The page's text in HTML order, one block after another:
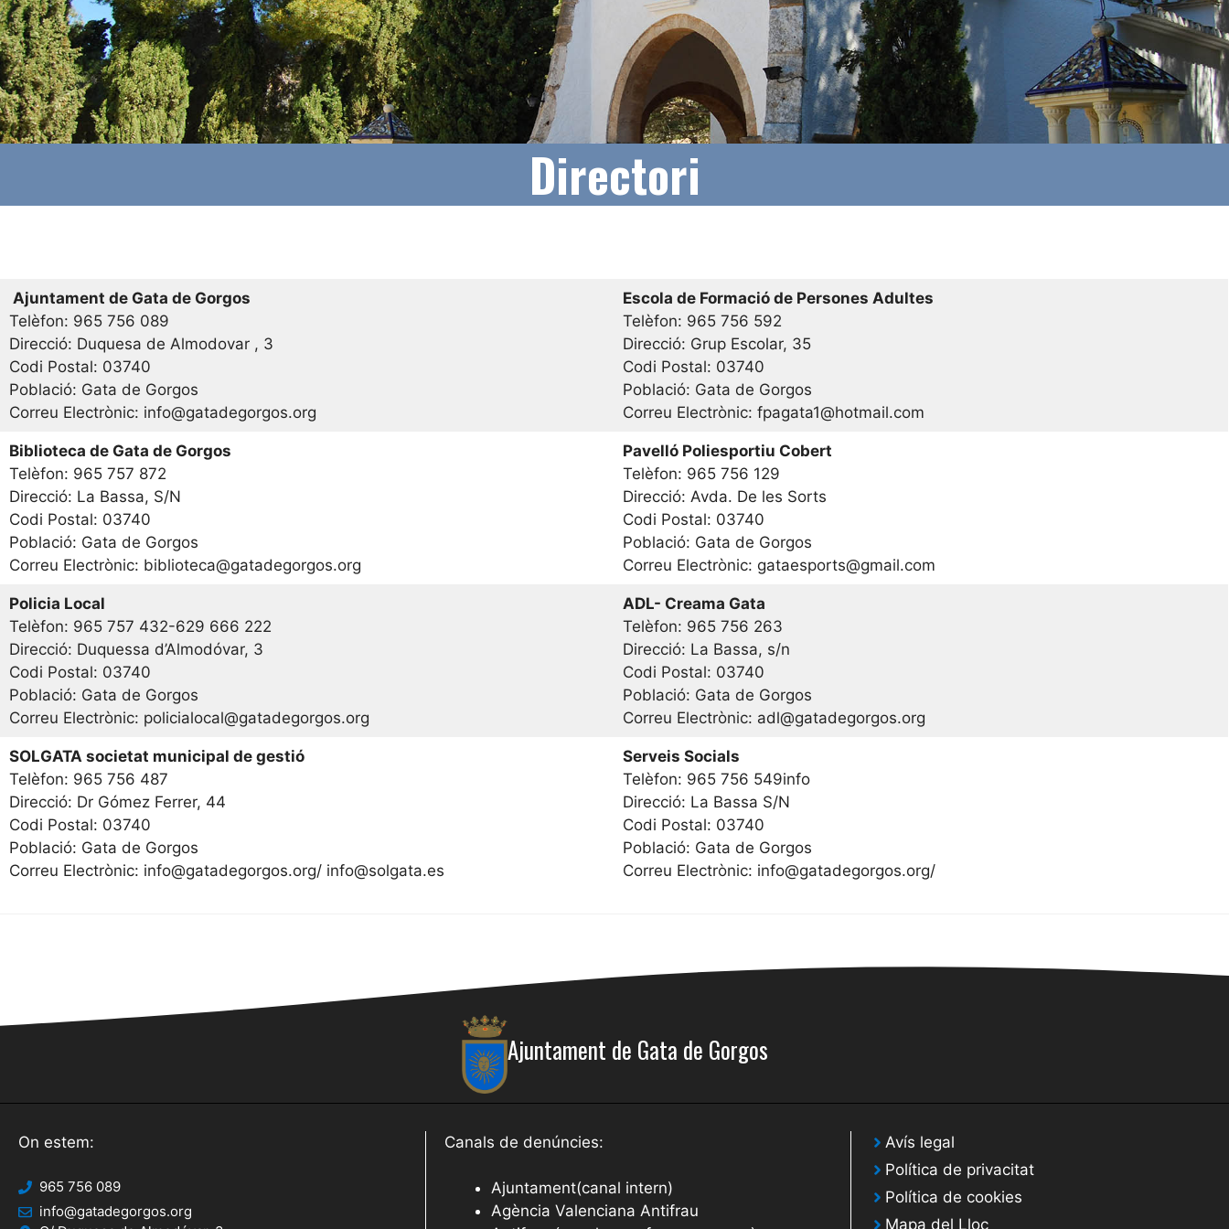
Directori
Ajuntament de Gata de Gorgos
Telèfon: 965 756 089
Direcció: Duquesa de Almodovar , 3
Codi Postal: 03740
Població: Gata de Gorgos
Correu Electrònic: info@gatadegorgos.org
Escola de Formació de Persones Adultes
Telèfon: 965 756 592
Direcció: Grup Escolar, 35
Codi Postal: 03740
Població: Gata de Gorgos
Correu Electrònic: fpagata1@hotmail.com
Biblioteca de Gata de Gorgos
Telèfon: 965 757 872
Direcció: La Bassa, S/N
Codi Postal: 03740
Població: Gata de Gorgos
Correu Electrònic: biblioteca@gatadegorgos.org
Pavelló Poliesportiu Cobert
Telèfon: 965 756 129
Direcció: Avda. De les Sorts
Codi Postal: 03740
Població: Gata de Gorgos
Correu Electrònic: gataesports@gmail.com
Policia Local
Telèfon: 965 757 432-629 666 222
Direcció: Duquessa d’Almodóvar, 3
Codi Postal: 03740
Població: Gata de Gorgos
Correu Electrònic: policialocal@gatadegorgos.org
ADL- Creama Gata
Telèfon: 965 756 263
Direcció: La Bassa, s/n
Codi Postal: 03740
Població: Gata de Gorgos
Correu Electrònic: adl@gatadegorgos.org
SOLGATA societat municipal de gestió
Telèfon: 965 756 487
Direcció: Dr Gómez Ferrer, 44
Codi Postal: 03740
Població: Gata de Gorgos
Correu Electrònic: info@gatadegorgos.org/ info@solgata.es
Serveis Socials
Telèfon: 965 756 549info
Direcció: La Bassa S/N
Codi Postal: 03740
Població: Gata de Gorgos
Correu Electrònic: info@gatadegorgos.org/
Ajuntament de Gata de Gorgos
On estem:
965 756 089
info@gatadegorgos.org
Canals de denúncies:
Ajuntament(canal intern)
Agència Valenciana Antifrau
Avís legal
Política de privacitat
Política de cookies
Mapa del Lloc